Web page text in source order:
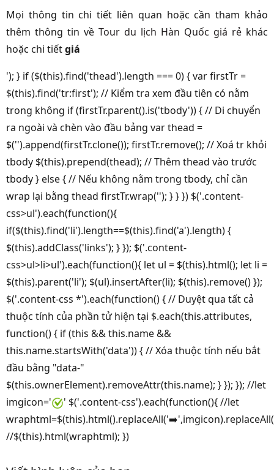
Mọi thông tin chi tiết liên quan hoặc cần tham khảo
thêm thông tin về Tour du lịch Hàn Quốc giá rẻ khác
hoặc chi tiếtgiá
'); } if ($(this).find('thead').length === 0) { var firstTr =
$(this).find('tr:first'); // Kiểm tra xem đầu tiên có nằm
trong không if (firstTr.parent().is('tbody')) { // Di chuyển
ra ngoài và chèn vào đầu bảng var thead =
$('').append(firstTr.clone()); firstTr.remove(); // Xoá tr khỏi
tbody $(this).prepend(thead); // Thêm thead vào trước
tbody } else { // Nếu không nằm trong tbody, chỉ cần
wrap lại bằng thead firstTr.wrap(''); } } }) $('.content-
css>ul').each(function(){
if($(this).find('li').length==$(this).find('a').length) {
$(this).addClass('links'); } }); $('.content-
css>ul>li>ul').each(function(){ let ul = $(this).html(); let li =
$(this).parent('li'); $(ul).insertAfter(li); $(this).remove() });
$('.content-css *').each(function() { // Duyệt qua tất cả
thuộc tính của phần tử hiện tại $.each(this.attributes,
function() { if (this && this.name &&
this.name.startsWith('data')) { // Xóa thuộc tính nếu bắt
đầu bằng "data-"
$(this.ownerElement).removeAttr(this.name); } }); }); //let
imgicon='
' $('.content-css').each(function(){ //let
//$(this).html(wraphtml); })